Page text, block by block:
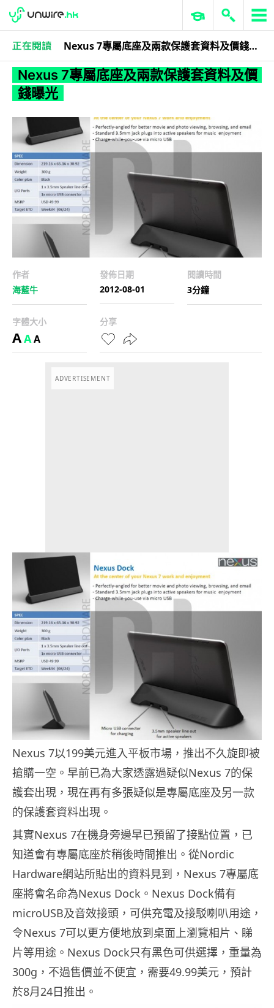
Nexus 7專屬底座及兩款保護套資料及價錢曝光
作者忘記分類
Nexus 7專屬底座及兩款保護套資料及價
錢曝光
作者
海藍牛
發佈日期
2012-08-01
閱讀時間
3分鐘
字體大小
AAA
分享
ADVERTISEMENT
Nexus 7以199美元進入平板市場，推出不久旋即被
搶購一空。早前已為大家透露過疑似Nexus 7的保
護套出現，現在再有多張疑似是專屬底座及另一款
的保護套資料出現。
其實Nexus 7在機身旁邊早已預留了接點位置，已
知道會有專屬底座於稍後時間推出。從Nordic
Hardware網站所貼出的資料見到，Nexus 7專屬底
座將會名命為Nexus Dock。Nexus Dock備有
microUSB及音效接頭，可供充電及接駁喇叭用途，
令Nexus 7可以更方便地放到桌面上瀏覽相片、睇
片等用途。Nexus Dock只有黑色可供選擇，重量為
300g，不過售價並不便宜，需要49.99美元，預計
於8月24日推出。